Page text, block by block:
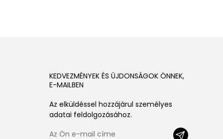
KEDVEZMÉNYEK ÉS ÚJDONSÁGOK ÖNNEK,
E-MAILBEN
Az elküldéssel hozzájárul személyes
adatai feldolgozásához.